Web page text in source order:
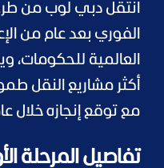
انتقل دبي لوب من
الفوري بعد عام من
العالمية للحكومات،
أكثر مشاريع النقل
مع توقع إنجازه خلال
تفاصيل المرحلة